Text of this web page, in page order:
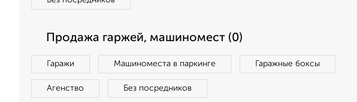
Продажа гаржей, машиномест (0)
Гаражи Машиноместа в паркинге Гаражные боксы
Агенство Без посредников